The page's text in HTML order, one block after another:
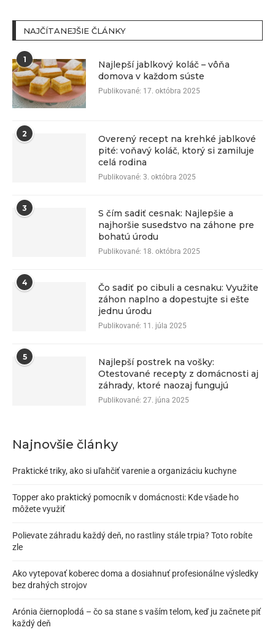
NAJČÍTANEJŠIE ČLÁNKY
1
Najlepší jablkový koláč – vôňa
domova v každom súste
Publikované: 17. októbra 2025
2
Overený recept na krehké jablkové
pité: voňavý koláč, ktorý si zamiluje
celá rodina
Publikované: 3. októbra 2025
3
S čím sadiť cesnak: Najlepšie a
najhoršie susedstvo na záhone pre
bohatú úrodu
Publikované: 18. októbra 2025
4
Čo sadiť po cibuli a cesnaku: Využite
záhon naplno a dopestujte si ešte
jednu úrodu
Publikované: 11. júla 2025
5
Najlepší postrek na vošky:
Otestované recepty z domácnosti aj
záhrady, ktoré naozaj fungujú
Publikované: 27. júna 2025
Najnovšie články
Praktické triky, ako si uľahčiť varenie a organizáciu kuchyne
Topper ako praktický pomocník v domácnosti: Kde všade ho
môžete využiť
Polievate záhradu každý deň, no rastliny stále trpia? Toto robíte
zle
Ako vytepovať koberec doma a dosiahnuť profesionálne výsledky
bez drahých strojov
Arónia čiernoplodá – čo sa stane s vaším telom, keď ju začnete piť
každý deň